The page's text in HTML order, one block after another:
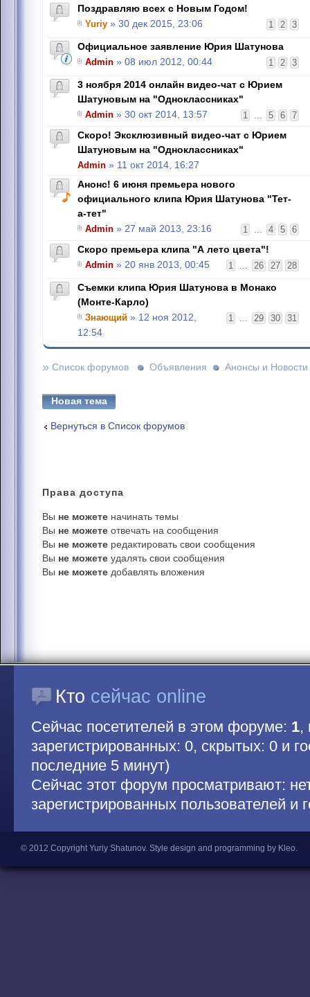
Поздравляю всех с Новым Годом!
1 2 3
Yuriy » 30 дек 2015, 23:06
Официальное заявление Юрия Шатунова
1 2 3
Admin » 08 июл 2012, 00:44
3 ноября 2014 онлайн видео-чат с Юрием
Шатуновым на "Одноклассниках"
1 ... 5 6 7
Admin » 30 окт 2014, 13:57
Скоро! Эксклюзивный видео-чат с Юрием
Шатуновым на "Одноклассниках"
Admin » 11 окт 2014, 16:27
Анонс! 6 июня премьера нового
официального клипа Юрия Шатунова "Тет-
а-тет"
1 ... 4 5 6
Admin » 27 май 2013, 23:16
Скоро премьера клипа "А лето цвета"!
1 ... 26 27 28
Admin » 20 янв 2013, 00:45
Съемки клипа Юрия Шатунова в Монако
(Монте-Карло)
1 ... 29 30 31
Знающий » 12 ноя 2012,
12:54
» Список форумов Объявления Анонсы и Новости
Новая тема
Вернуться в Список форумов
Права доступа
Вы не можете начинать темы
Вы не можете отвечать на сообщения
Вы не можете редактировать свои сообщения
Вы не можете удалять свои сообщения
Вы не можете добавлять вложения
Кто сейчас online
Сейчас посетителей в этом форуме: 1,
зарегистрированных: 0, скрытых: 0 и
последние 5 минут)
Сейчас этот форум просматривают:
зарегистрированных пользователей и
© 2012 Copyright Yuriy Shatunov. Style design and programming by Kleo.